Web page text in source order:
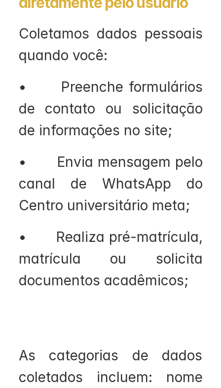
Coletamos dados pessoais
quando você:
•       Preenche formulários
de contato ou solicitação
de informações no site;
•       Envia mensagem pelo
canal de WhatsApp do
Centro universitário meta;
•       Realiza pré-matrícula,
matrícula ou solicita
documentos acadêmicos;
As categorias de dados
coletados incluem: nome